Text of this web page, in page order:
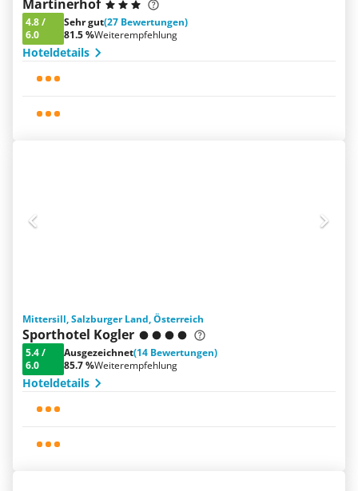
Martinerhof
4.8/
6.0
Sehr gut(27 Bewertungen)
81.5 %Weiterempfehlung
Hoteldetails
Mittersill, Salzburger Land, Österreich
Sporthotel Kogler
5.4/
6.0
Ausgezeichnet(14 Bewertungen)
85.7 %Weiterempfehlung
Hoteldetails